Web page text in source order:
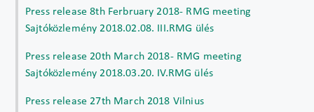
Press release 8th Ferbruary 2018- RMG meeting
Sajtóközlemény 2018.02.08. III.RMG ülés
Press release 20th March 2018- RMG meeting
Sajtóközlemény 2018.03.20. IV.RMG ülés
Press release 27th March 2018 Vilnius